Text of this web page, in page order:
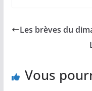
o
i
Les brèves du
Vous